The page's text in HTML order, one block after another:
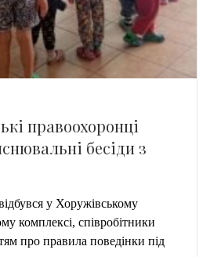
правоохоронці
бесіди з
у Хоружівському
комплексі, співробітники
про правила поведінки під